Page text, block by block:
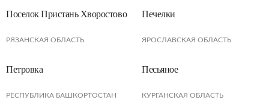
Поселок Пристань Хворостово
РЯЗАНСКАЯ ОБЛАСТЬ
Печелки
ЯРОСЛАВСКАЯ ОБЛАСТЬ
Петровка
РЕСПУБЛИКА БАШКОРТОСТАН
Песьяное
КУРГАНСКАЯ ОБЛАСТЬ